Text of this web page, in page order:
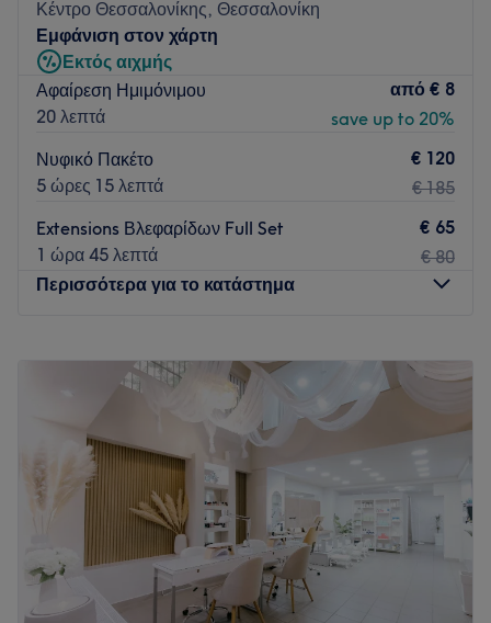
Go to venue
Κέντρο Θεσσαλονίκης, Θεσσαλονίκη
Εμφάνιση στον χάρτη
Εκτός αιχμής
Αφαίρεση Ημιμόνιμου
20 λεπτά
από € 8
save up to 20%
Νυφικό Πακέτο
5 ώρες 15 λεπτά
€ 120
€ 185
Extensions Βλεφαρίδων Full Set
1 ώρα 45 λεπτά
€ 65
€ 80
Περισσότερα για το κατάστημα
–21:00
11:00 –21:00
11:00
Παρασκευή
11:00 –21:00
Σάββατο
Κλειστό
Στο BeautyVibes δημιουργούμε μια ξεχωριστή εμπειρία
περιποίησης για κάθε γυναίκα που θέλει να νιώθει όμορφη
κάθε στιγμή! Ο χώρος μας, ροζ και ζεστός, βρίσκεται στην